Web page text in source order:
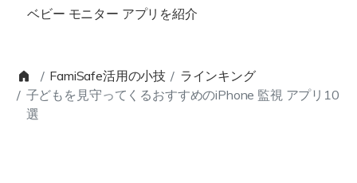
ベビー モニター アプリを紹介
FamiSafe活用の小技
ラインキング
子どもを見守ってくるおすすめのiPhone 監視 アプリ10
選